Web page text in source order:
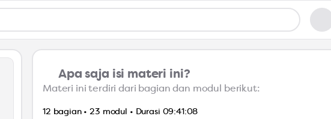
Apa saja isi materi ini?
Materi ini terdiri dari bagian dan modul berikut:
12 bagian • 23 modul • Durasi 09:41:08